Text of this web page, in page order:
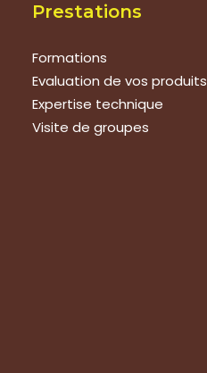
Prestations
Formations
Evaluation de vos produits
Expertise technique
Visite de groupes